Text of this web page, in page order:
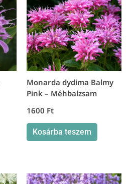
Monarda dydima Balmy
Pink – Méhbalzsam
1600 Ft
Kosárba teszem